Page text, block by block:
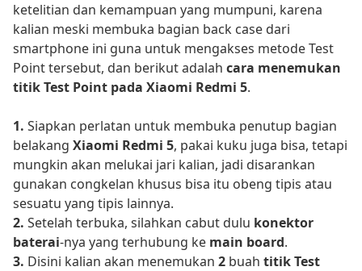
ketelitian dan kemampuan yang mumpuni, karena
kalian meski membuka bagian back case dari
smartphone ini guna untuk mengakses metode Test
Point tersebut, dan berikut adalah cara menemukan
titik Test Point pada Xiaomi Redmi 5.
1. Siapkan perlatan untuk membuka penutup bagian
belakang Xiaomi Redmi 5, pakai kuku juga bisa, tetapi
mungkin akan melukai jari kalian, jadi disarankan
gunakan congkelan khusus bisa itu obeng tipis atau
sesuatu yang tipis lainnya.
2. Setelah terbuka, silahkan cabut dulu konektor
baterai-nya yang terhubung ke main board.
3. Disini kalian akan menemukan 2 buah titik Test